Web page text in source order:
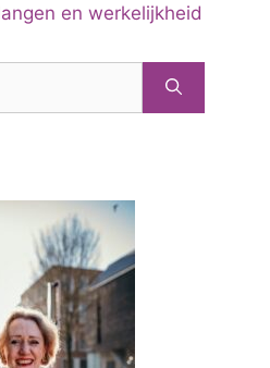
en werkelijkheid